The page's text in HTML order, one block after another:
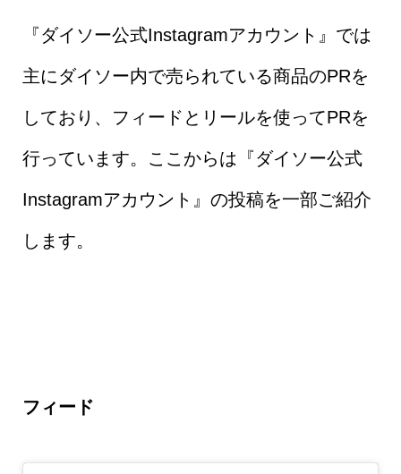
『ダイソー公式Instagramアカウント』では
主にダイソー内で売られている商品のPRを
しており、フィードとリールを使ってPRを
行っています。ここからは『ダイソー公式
Instagramアカウント』の投稿を一部ご紹介
します。
フィード